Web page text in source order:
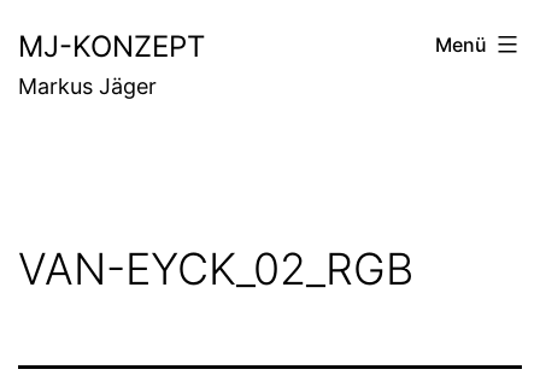
Inhalt
springen
MJ-KONZEPT
Markus Jäger
Menü
VAN-EYCK_02_RGB